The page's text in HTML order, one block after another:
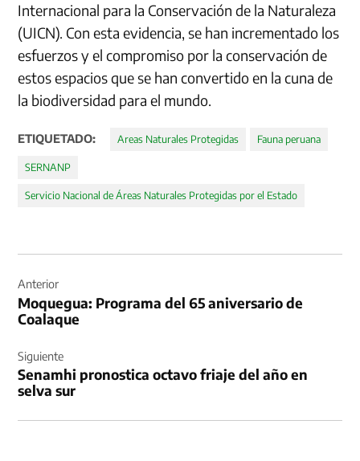
Internacional para la Conservación de la Naturaleza
(UICN). Con esta evidencia, se han incrementado los
esfuerzos y el compromiso por la conservación de
estos espacios que se han convertido en la cuna de
la biodiversidad para el mundo.
ETIQUETADO: Areas Naturales Protegidas Fauna peruana
SERNANP
Servicio Nacional de Áreas Naturales Protegidas por el Estado
de
entradas
Anterior
Moquegua: Programa del 65 aniversario de
Coalaque
Siguiente
Senamhi pronostica octavo friaje del año en
selva sur